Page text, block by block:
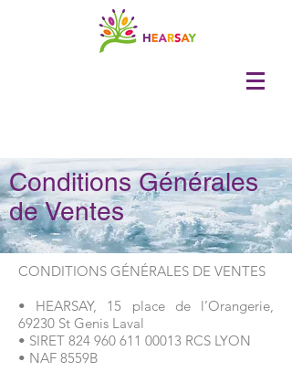
Conditions Générales
de Ventes
CONDITIONS GÉNÉRALES DE VENTES
• HEARSAY, 15 place de l’Orangerie,
69230 St Genis Laval
• SIRET 824 960 611 00013 RCS LYON
• NAF 8559B